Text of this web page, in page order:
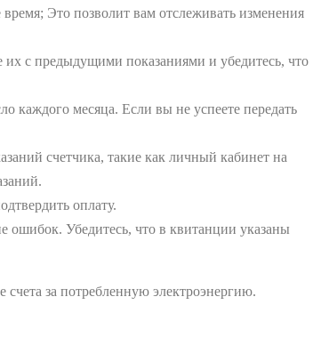
Это позволит вам отслеживать изменения
их с предыдущими показаниями и убедитесь, что
каждого месяца. Если вы не успеете передать
счетчика, такие как личный кабинет на
оплату.
ошибок. Убедитесь, что в квитанции указаны
за потребленную электроэнергию.